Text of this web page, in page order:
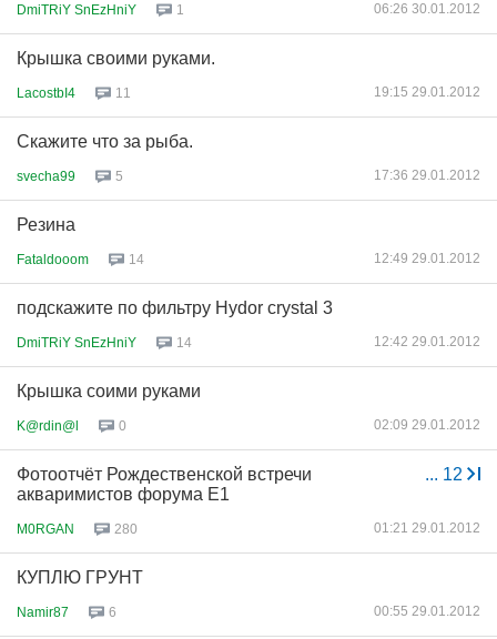
DmiTRiY SnEzHniY 1 06:26 30.01.2012
Крышка своими руками.
LacostbI4 11 19:15 29.01.2012
Скажите что за рыба.
svecha99 5 17:36 29.01.2012
Резина
Fataldooom 14 12:49 29.01.2012
подскажите по фильтру Hydor crystal 3
DmiTRiY SnEzHniY 14 12:42 29.01.2012
Крышка соими руками
K@rdin@l 0 02:09 29.01.2012
... 12
Фотоотчёт Рождественской встречи
акваримистов форума Е1
M0RGAN 280 01:21 29.01.2012
КУПЛЮ ГРУНТ
Namir87 6 00:55 29.01.2012